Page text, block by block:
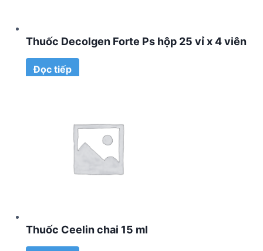
Thuốc Decolgen Forte Ps hộp 25 vỉ x 4 viên
Đọc tiếp
Thuốc Ceelin chai 15 ml